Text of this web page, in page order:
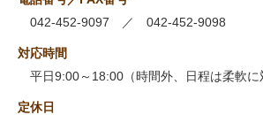
042-452-9097 ／ 042-452-9098
対応時間
平日9:00～18:00（時間外、日程は柔軟に
定休日